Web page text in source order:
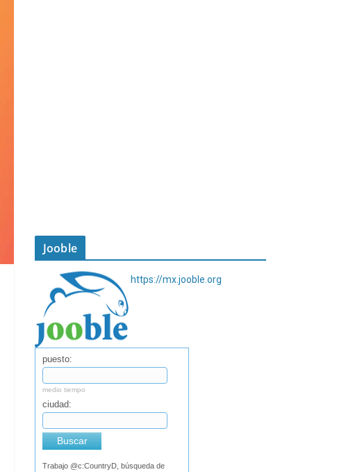
Jooble
https://mx.jooble.org
puesto:
medio tiempo
ciudad:
Buscar
Trabajo @c:CountryD, búsqueda de